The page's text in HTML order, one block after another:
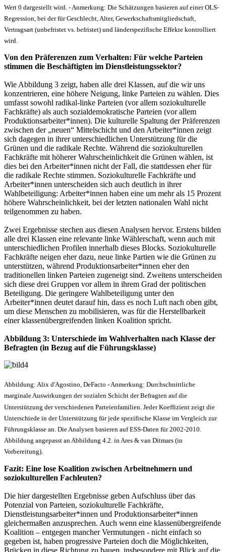
Wert 0 dargestellt wird. - Anmerkung: Die Schätzungen basieren auf einer OLS-
Regression, bei der für Geschlecht, Alter, Gewerkschaftsmitgliedschaft,
Vertragsart (unbefristet vs. befristet) und länderspezifische Effekte kontrolliert
wird.
Von den Präferenzen zum Verhalten: Für welche Parteien
stimmen die Beschäftigten im Dienstleistungssektor?
Wie Abbildung 3 zeigt, haben alle drei Klassen, auf die wir uns
konzentrieren, eine höhere Neigung, linke Parteien zu wählen. Dies
umfasst sowohl radikal-linke Parteien (vor allem soziokulturelle
Fachkräfte) als auch sozialdemokratische Parteien (vor allem
Produktionsarbeiter*innen). Die kulturelle Spaltung der Präferenzen
zwischen der „neuen“ Mittelschicht und den Arbeiter*innen zeigt
sich dagegen in ihrer unterschiedlichen Unterstützung für die
Grünen und die radikale Rechte. Während die soziokulturellen
Fachkräfte mit höherer Wahrscheinlichkeit die Grünen wählen, ist
dies bei den Arbeiter*innen nicht der Fall, die stattdessen eher für
die radikale Rechte stimmen. Soziokulturelle Fachkräfte und
Arbeiter*innen unterscheiden sich auch deutlich in ihrer
Wahlbeteiligung: Arbeiter*innen haben eine um mehr als 15 Prozent
höhere Wahrscheinlichkeit, bei der letzten nationalen Wahl nicht
teilgenommen zu haben.
Zwei Ergebnisse stechen aus diesen Analysen hervor. Erstens bilden
alle drei Klassen eine relevante linke Wählerschaft, wenn auch mit
unterschiedlichen Profilen innerhalb dieses Blocks. Soziokulturelle
Fachkräfte neigen eher dazu, neue linke Partien wie die Grünen zu
unterstützen, während Produktionsarbeiter*innen eher den
traditionellen linken Parteien zugeneigt sind. Zweitens unterscheiden
sich diese drei Gruppen vor allem in ihrem Grad der politischen
Beteiligung. Die geringere Wahlbeteiligung unter den
Arbeiter*innen deutet darauf hin, dass es noch Luft nach oben gibt,
um diese Menschen zu mobilisieren, was für die Herstellbarkeit
einer klassenübergreifenden linken Koalition spricht.
Abbildung 3: Unterschiede im Wahlverhalten nach Klasse der
Befragten (in Bezug auf die Führungsklasse)
Abbildung: Alix d'Agostino, DeFacto - Anmerkung: Durchschnittliche
marginale Auswirkungen der sozialen Schicht der Befragten auf die
Unterstützung der verschiedenen Parteienfamilien. Jeder Koeffizient zeigt die
Unterschiede in der Unterstützung für jede spezifische Klasse im Vergleich zur
Führungsklasse an. Die Analysen basieren auf ESS-Daten für 2002-2010.
Abbildung angepasst an Abbildung 4.2. in Ares & van Ditmars (in
Vorbereitung).
Fazit: Eine lose Koalition zwischen Arbeitnehmern und
soziokulturellen Fachleuten?
Die hier dargestellten Ergebnisse geben Aufschluss über das
Potenzial von Parteien, soziokulturelle Fachkräfte,
Dienstleistungsarbeiter*innen und Produktionsarbeiter*innen
gleichermaßen anzusprechen. Auch wenn eine klassenübergreifende
Koalition – entgegen mancher Vermutungen - nicht einfach so
gegeben ist, haben progressive Parteien doch die Möglichkeiten,
Brücken in diese Richtung zu bauen, insbesondere mit Blick auf die